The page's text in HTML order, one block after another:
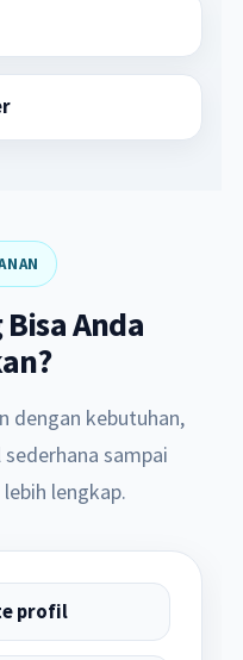
Anda
dengan kebutuhan,
sampai
lengkap.
profil